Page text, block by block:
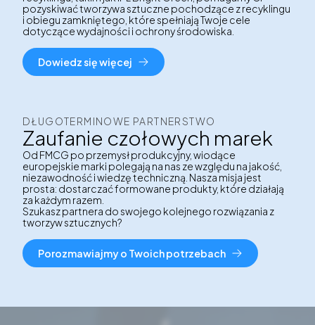
pozyskiwać tworzywa sztuczne pochodzące z recyklingu
i obiegu zamkniętego, które spełniają Twoje cele
dotyczące wydajności i ochrony środowiska.
Dowiedz się więcej
DŁUGOTERMINOWE PARTNERSTWO
Zaufanie czołowych marek
Od FMCG po przemysł produkcyjny, wiodące
europejskie marki polegają na nas ze względu na jakość,
niezawodność i wiedzę techniczną. Nasza misja jest
prosta: dostarczać formowane produkty, które działają
za każdym razem.
Szukasz partnera do swojego kolejnego rozwiązania z
tworzyw sztucznych?
Porozmawiajmy o Twoich potrzebach